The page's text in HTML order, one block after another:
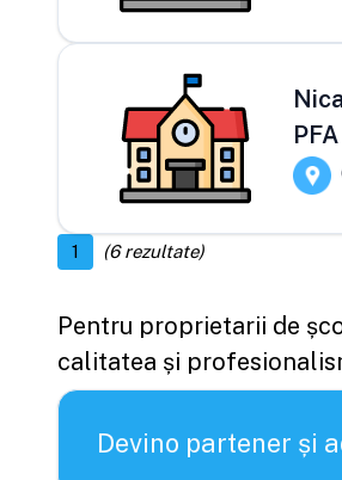
PFA
1 (6rezultate)
Pentru proprietarii de
calitatea și
Devino partener și